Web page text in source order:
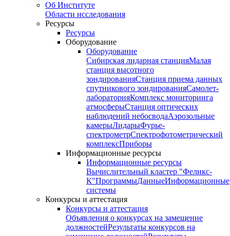
Об Институте
Области исследования
Ресурсы
Ресурсы
Оборудование
Оборудование
Сибирская лидарная станцияМалая
станция высотного
зондированияСтанция приема данных
спутникового зондированияСамолет-
лабораторияКомплекс мониторинга
атмосферыСтанция оптических
наблюдений небосводаАэрозольные
камерыЛидарыФурье-
спектрометрСпектрофотометрический
комплексПриборы
Информационные ресурсы
Информационные ресурсы
Вычислительный кластер "Феликс-
К"ПрограммыДанныеИнформационные
системы
Конкурсы и аттестация
Конкурсы и аттестация
Объявления о конкурсах на замещение
должностейРезультаты конкурсов на